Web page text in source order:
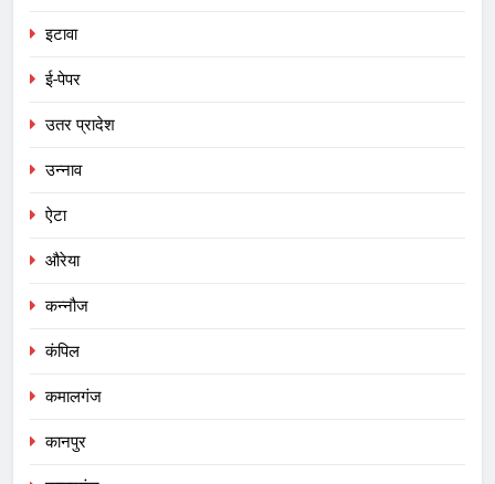
इटावा
ई-पेपर
उतर प्रादेश
उन्नाव
ऐटा
औरेया
कन्नौज
कंपिल
कमालगंज
कानपुर